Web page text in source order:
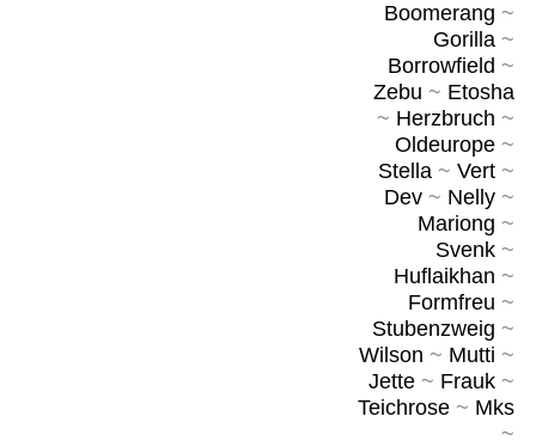
Boomerang ~
Gorilla~
Borrowfield ~
Zebu ~ Etosha
~ Herzbruch ~
Oldeurope~
Stella~ Vert~
Dev~ Nelly~
Mariong ~
Svenk~
Huflaikhan ~
Formfreu ~
Stubenzweig ~
Wilson ~ Mutti ~
Jette~ Frauk~
Teichrose~ Mks
~